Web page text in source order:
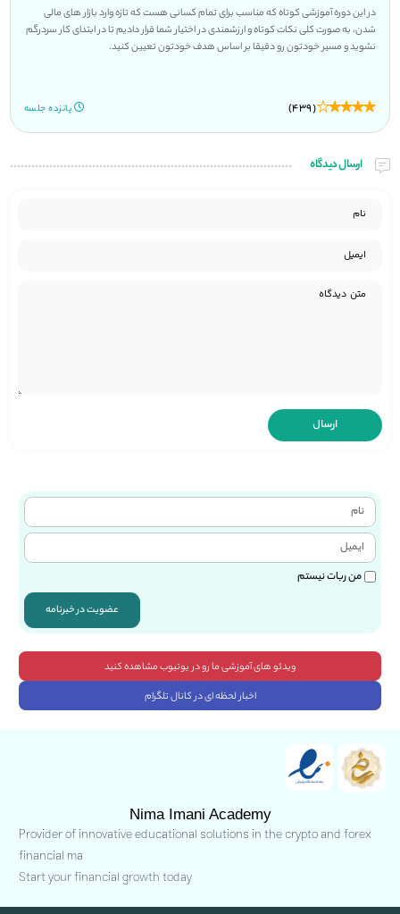
در این دوره آموزشی کوتاه که مناسب برای تمام کسانی هست که تازه وارد بازار های مالی
شدن، به صورت کلی نکات کوتاه و ارزشمندی در اختیار شما قرار دادیم تا در ابتدای کار سردرگم
نشوید و مسیر خودتون رو دقیقا بر اساس هدف خودتون تعیین کنید.
(439) پانزده جلسه
ارسال دیدگاه
من ربات نیستم
عضویت در خبرنامه
ویدئو های آموزشی ما رو در یوتیوب مشاهده کنید
اخبار لحظه ای در کانال تلگرام
Nima Imani Academy
Provider of innovative educational solutions in the crypto and forex
financial ma
Start your financial growth today